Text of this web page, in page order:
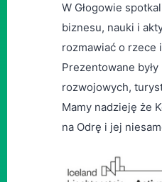
W Głogowie
biznesu, nauki i
rozmawiać o rzece
Prezentowane
rozwojowych,
Mamy nadzieję że
na Odrę i jej